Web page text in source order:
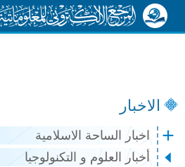
الاخبار
اخبار الساحة الاسلامية
أخبار العلوم و التكنولوجيا